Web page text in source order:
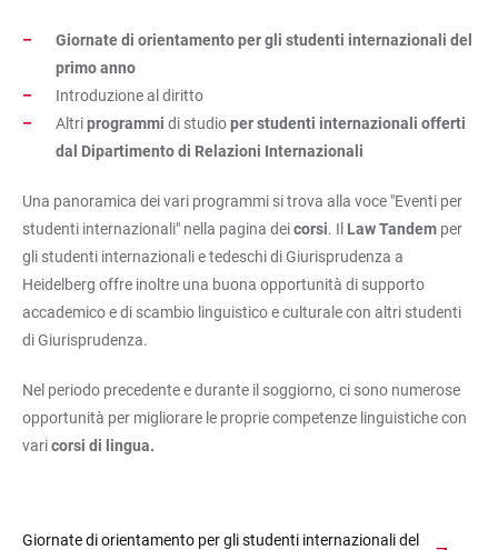
Giornate di orientamento per gli studenti internazionali del
primo anno
Introduzione al diritto
Altriprogrammi di studioper studenti internazionali offerti
dal Dipartimento di Relazioni Internazionali
Una panoramica dei vari programmi si trova alla voce "Eventi per
studenti internazionali" nella pagina deicorsi. Il Law Tandem per
gli studenti internazionali e tedeschi di Giurisprudenza a
Heidelberg offre inoltre una buona opportunità di supporto
accademico e di scambio linguistico e culturale con altri studenti
di Giurisprudenza.
Nel periodo precedente e durante il soggiorno, ci sono numerose
opportunità per migliorare le proprie competenze linguistiche con
varicorsi di lingua.
Giornate di orientamento per gli studenti internazionali del